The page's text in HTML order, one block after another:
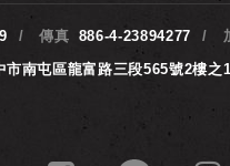
傳真 886-4-23894277
市南屯區龍富路三段565號2樓之1